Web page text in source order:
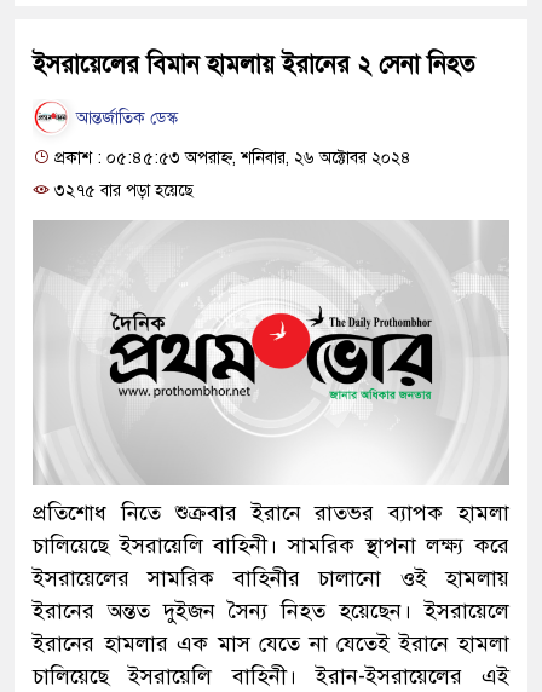
ইসরায়েলের বিমান হামলায় ইরানের ২ সেনা নিহত
আন্তর্জাতিক ডেস্ক
প্রকাশ : ০৫:৪৫:৫৩ অপরাহ্ন, শনিবার, ২৬ অক্টোবর ২০২৪
৩২৭৫ বার পড়া হয়েছে
প্রতিশোধ নিতে শুক্রবার ইরানে রাতভর ব্যাপক হামলা
চালিয়েছে ইসরায়েলি বাহিনী। সামরিক স্থাপনা লক্ষ্য করে
ইসরায়েলের সামরিক বাহিনীর চালানো ওই হামলায়
ইরানের অন্তত দুইজন সৈন্য নিহত হয়েছেন। ইসরায়েলে
ইরানের হামলার এক মাস যেতে না যেতেই ইরানে হামলা
চালিয়েছে ইসরায়েলি বাহিনী। ইরান-ইসরায়েলের এই